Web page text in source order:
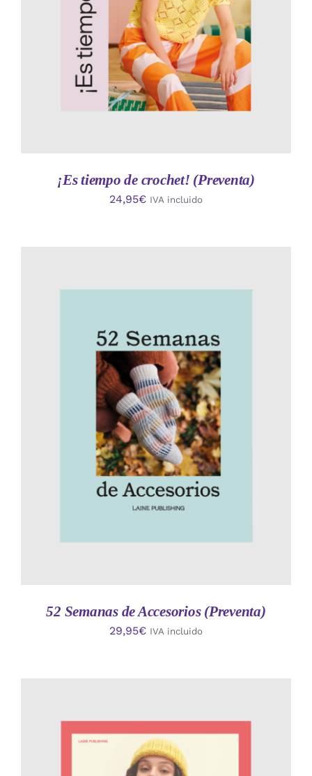
¡Es tiempo de crochet! (Preventa)
24,95€ IVA incluido
AÑADIR AL CARRITO
/
52 Semanas de Accesorios (Preventa)
29,95€ IVA incluido